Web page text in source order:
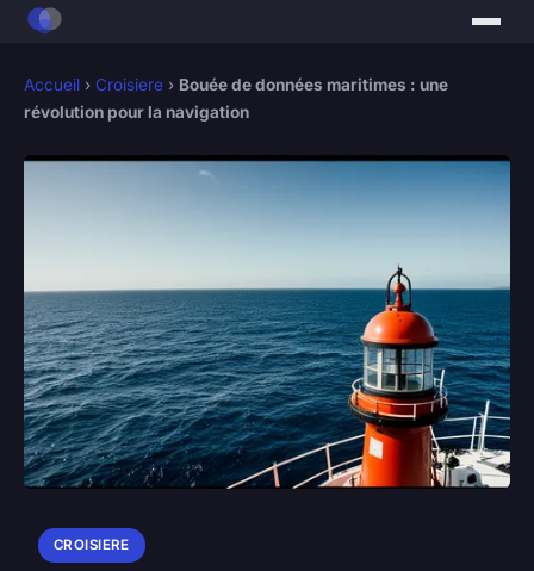
Accueil › Croisiere › Bouée de données maritimes : une
révolution pour la navigation
CROISIERE